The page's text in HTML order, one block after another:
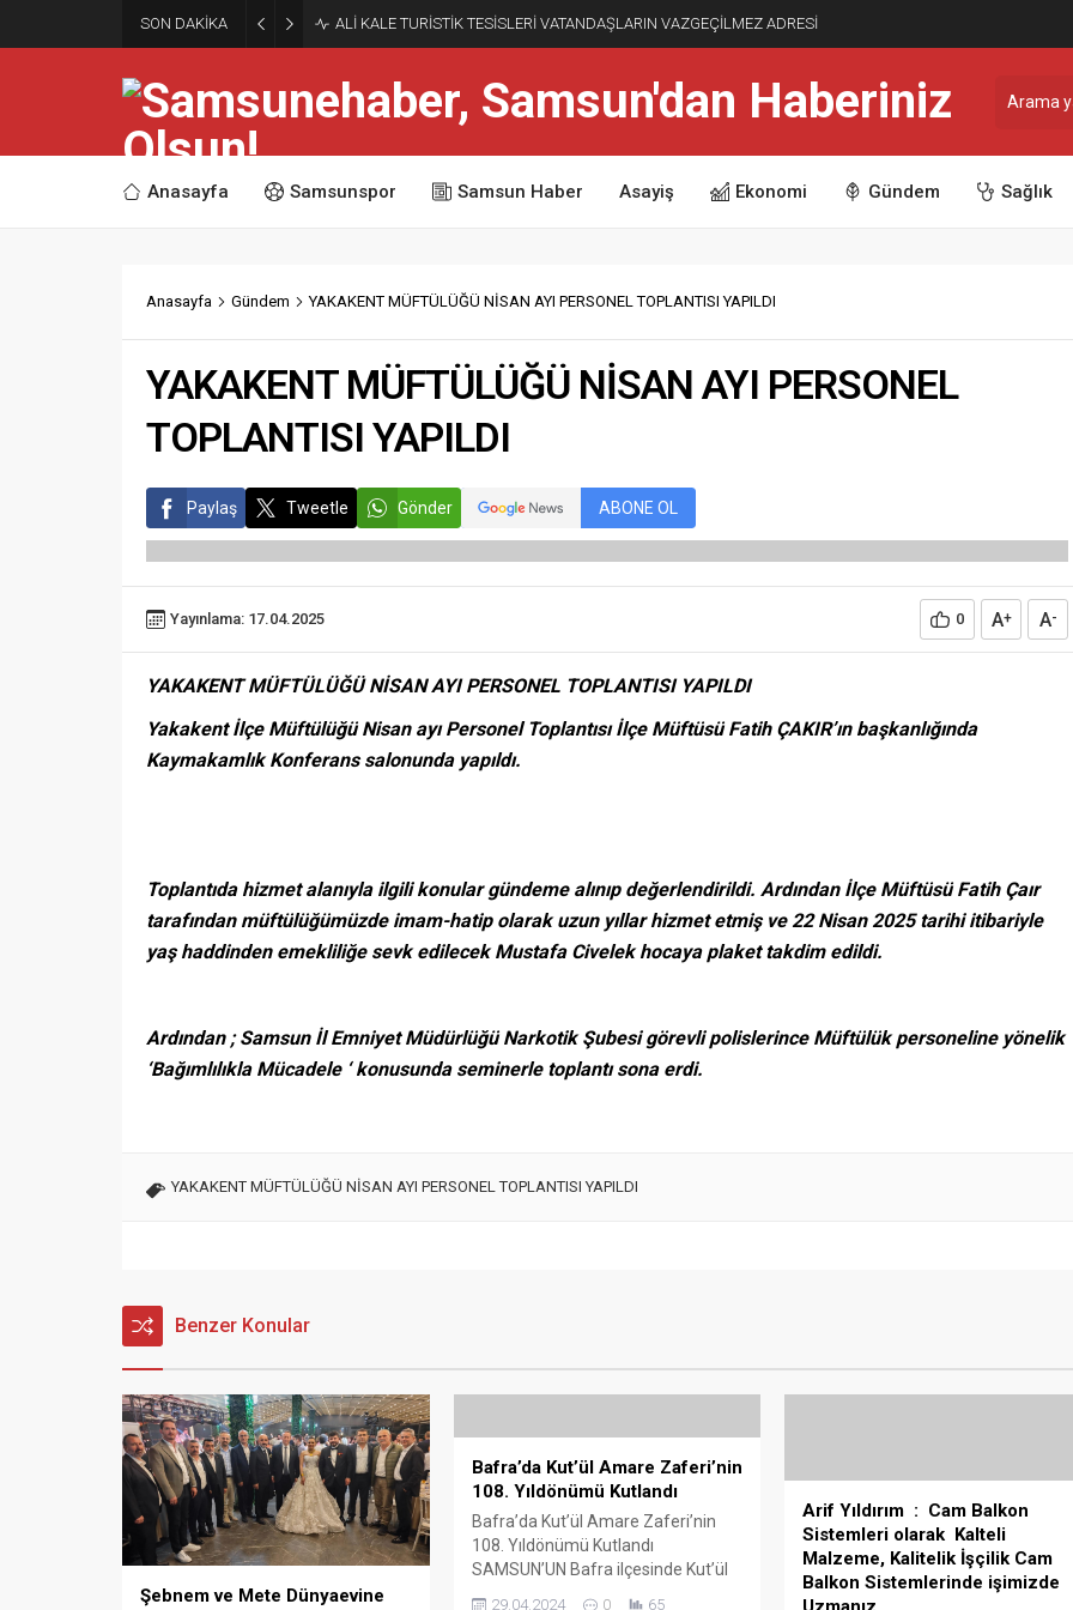
SON DAKİKA ALİ KALE TURİSTİK TESİSLERİ VATANDAŞLARIN VAZGEÇİLMEZ ADRESİ
Anasayfa Samsunspor Samsun Haber Asayiş Ekonomi Gündem Sağlık
Anasayfa Gündem YAKAKENT MÜFTÜLÜĞÜ NİSAN AYI PERSONEL TOPLANTISI YAPILDI
YAKAKENT MÜFTÜLÜĞÜ NİSAN AYI PERSONEL
TOPLANTISI YAPILDI
Paylaş Tweetle Gönder ABONE OL
Yayınlama: 17.04.2025 0 A+ A-
YAKAKENT MÜFTÜLÜĞÜ NİSAN AYI PERSONEL TOPLANTISI YAPILDI
Yakakent İlçe Müftülüğü Nisan ayı Personel Toplantısı İlçe Müftüsü Fatih ÇAKIR’ın başkanlığında
Kaymakamlık Konferans salonunda yapıldı.
Toplantıda hizmet alanıyla ilgili konular gündeme alınıp değerlendirildi. Ardından İlçe Müftüsü Fatih Çaır
tarafından müftülüğümüzde imam-hatip olarak uzun yıllar hizmet etmiş ve 22 Nisan 2025 tarihi itibariyle
yaş haddinden emekliliğe sevk edilecek Mustafa Civelek hocaya plaket takdim edildi.
Ardından ; Samsun İl Emniyet Müdürlüğü Narkotik Şubesi görevli polislerince Müftülük personeline yönelik
‘Bağımlılıkla Mücadele ‘ konusunda seminerle toplantı sona erdi.
YAKAKENT MÜFTÜLÜĞÜ NİSAN AYI PERSONEL TOPLANTISI YAPILDI
Benzer Konular
Şebnem ve Mete Dünyaevine
Bafra’da Kut’ül Amare Zaferi’nin
108. Yıldönümü Kutlandı
Bafra’da Kut’ül Amare Zaferi’nin
108. Yıldönümü Kutlandı
SAMSUN’UN Bafra ilçesinde Kut’ül
29.04.2024 0 65
Arif Yıldırım : Cam Balkon
Sistemleri olarak Kalteli
Malzeme, Kalitelik İşçilik Cam
Balkon Sistemlerinde işimizde